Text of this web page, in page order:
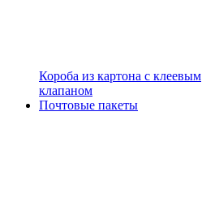
Короба из картона с клеевым
клапаном
Почтовые пакеты